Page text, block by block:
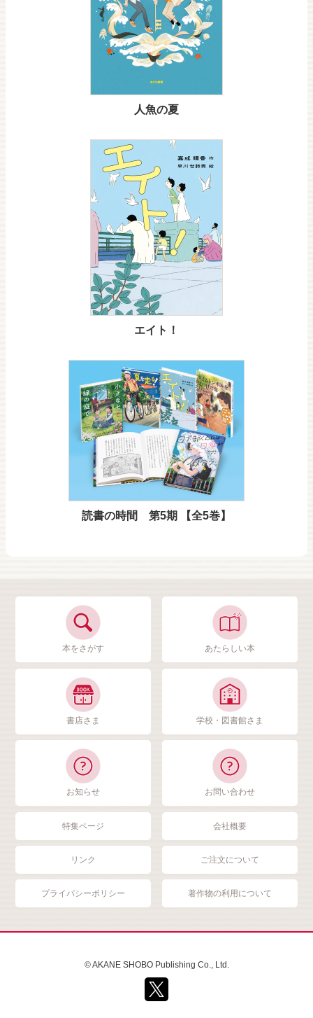
人魚の夏
エイト！
読書の時間 第5期 【全5巻】
本をさがす あたらしい本
書店さま 学校・図書館さま
お知らせ お問い合わせ
特集ページ 会社概要
リンク ご注文について
プライバシーポリシー 著作物の利用について
© AKANE SHOBO Publishing Co., Ltd.